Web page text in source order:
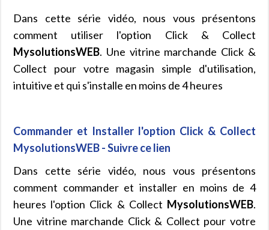
Dans cette série vidéo, nous vous présentons
comment utiliser l'option Click & Collect
MysolutionsWEB. Une vitrine marchande Click &
Collect pour votre magasin simple d'utilisation,
intuitive et qui s'installe en moins de 4 heures
Commander et Installer l'option Click & Collect
MysolutionsWEB - Suivre ce lien
Dans cette série vidéo, nous vous présentons
comment commander et installer en moins de 4
heures l'option Click & Collect MysolutionsWEB.
Une vitrine marchande Click & Collect pour votre